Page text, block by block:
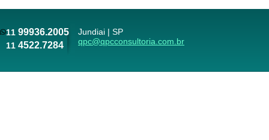
11 99936.2005
11 4522.7284
Jundiai | SP
qpc@qpcconsultoria.com.br